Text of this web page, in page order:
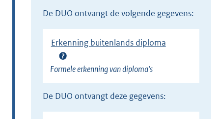
de DUO ontvangt de volgende gegevens:
Erkenning buitenlands diploma
Formele erkenning van diploma's
de DUO ontvangt deze gegevens: